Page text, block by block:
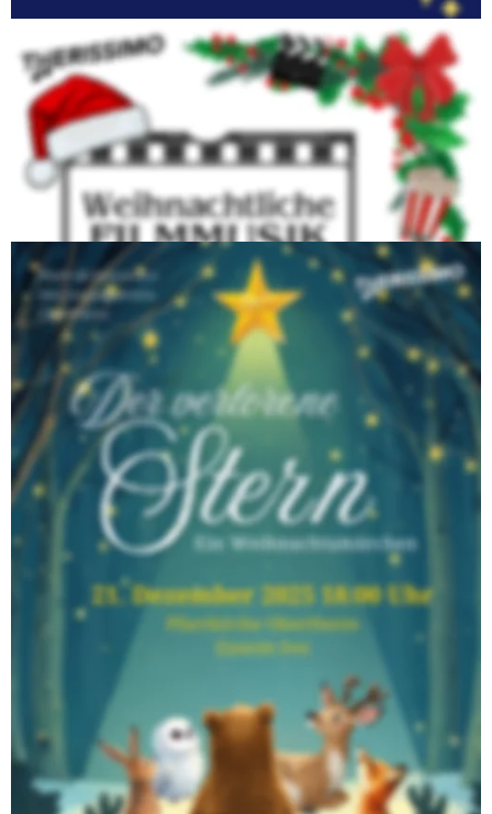
2025 - Der verlorenen Stern
Ein Weihnachtsmärchen über den Weihnachtsstern, der fast
erloschen ist und mit Hilfe der Tiere im Wald wieder in seiner
vollen Pracht strahlt.
Dieses Konzert haben wir am 5. Januar 2026 in der Kirche St.
Bartolomäus in Oberwerrn wiederholt.